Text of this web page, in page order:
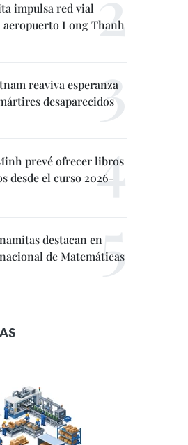
impulsa red vial
Long Thanh
reaviva esperanza
desaparecidos
prevé ofrecer libros
desde el curso 2026-
destacan en
de Matemáticas